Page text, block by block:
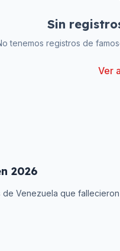
Sin
tenemos registros de
Ver
2026
de Venezuela que